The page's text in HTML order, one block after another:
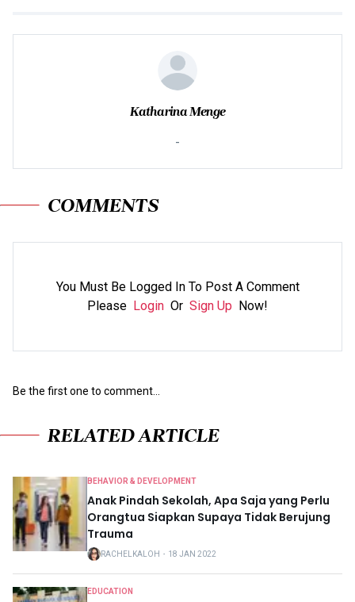
Katharina Menge
-
COMMENTS
You Must Be Logged In To Post A Comment
Please Login Or Sign Up Now!
Be the first one to comment...
RELATED ARTICLE
BEHAVIOR & DEVELOPMENT
Anak Pindah Sekolah, Apa Saja yang Perlu
Orangtua Siapkan Supaya Tidak Berujung
Trauma
RACHELKALOH ・ 18 JAN 2022
EDUCATION